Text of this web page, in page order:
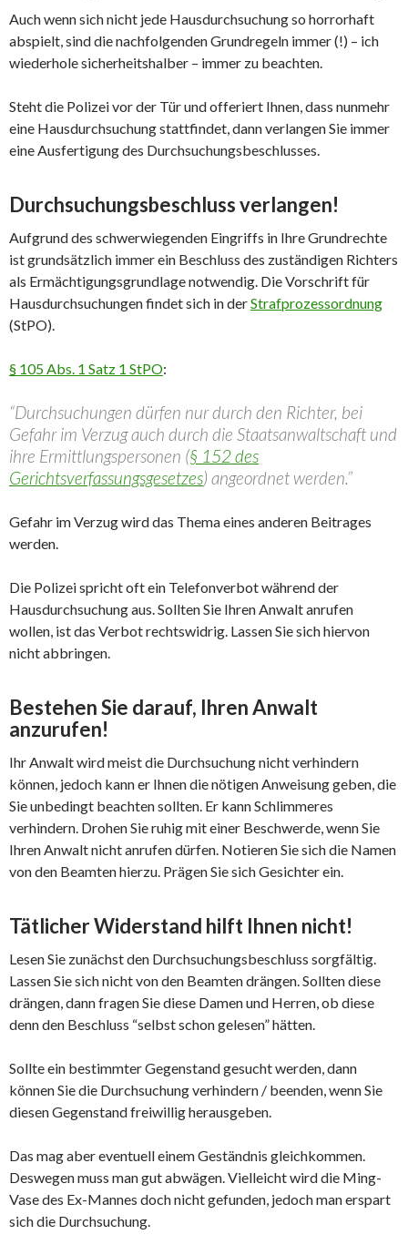
Auch wenn sich nicht jede Hausdurchsuchung so horrorhaft
abspielt, sind die nachfolgenden Grundregeln immer (!) – ich
wiederhole sicherheitshalber – immer zu beachten.
Steht die Polizei vor der Tür und offeriert Ihnen, dass nunmehr
eine Hausdurchsuchung stattfindet, dannverlangen Sie immer
eine Ausfertigung des Durchsuchungsbeschlusses.
Durchsuchungsbeschluss verlangen!
Aufgrund des schwerwiegenden Eingriffs in Ihre Grundrechte
ist grundsätzlich immer ein Beschluss des zuständigen Richters
als Ermächtigungsgrundlage notwendig. Die Vorschrift für
Hausdurchsuchungen findet sich in derStrafprozessordnung
(StPO).
§ 105 Abs. 1 Satz 1 StPO:
“Durchsuchungen dürfen nur durch den Richter, bei
Gefahr im Verzug auch durch die Staatsanwaltschaft und
ihre Ermittlungspersonen (§ 152 des
Gerichtsverfassungsgesetzes) angeordnet werden.”
Gefahr im Verzug wird das Thema eines anderen Beitrages
werden.
Die Polizei spricht oft ein Telefonverbot während der
Hausdurchsuchung aus. Sollten Sie Ihren Anwalt anrufen
wollen, ist das Verbot rechtswidrig. Lassen Sie sich hiervon
nicht abbringen.
Bestehen Sie darauf, Ihren Anwalt
anzurufen!
Ihr Anwalt wird meist die Durchsuchung nicht verhindern
können, jedoch kann er Ihnen die nötigen Anweisung geben, die
Sie unbedingt beachten sollten. Er kann Schlimmeres
verhindern. Drohen Sie ruhig mit einer Beschwerde, wenn Sie
Ihren Anwalt nicht anrufen dürfen. Notieren Sie sich die Namen
von den Beamten hierzu. Prägen Sie sich Gesichter ein.
Tätlicher Widerstand hilft Ihnen nicht!
Lesen Sie zunächst den Durchsuchungsbeschluss sorgfältig.
Lassen Sie sich nicht von den Beamten drängen. Sollten diese
drängen, dann fragen Sie diese Damen und Herren, ob diese
denn den Beschluss “selbst schon gelesen” hätten.
Sollte ein bestimmter Gegenstand gesucht werden, dann
können Sie die Durchsuchung verhindern / beenden, wenn Sie
diesen Gegenstand freiwillig herausgeben.
Das mag aber eventuell einem Geständnis gleichkommen.
Deswegen muss man gut abwägen. Vielleicht wird die Ming-
Vase des Ex-Mannes doch nicht gefunden, jedoch man erspart
sich die Durchsuchung.